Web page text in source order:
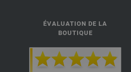
ÉVALUATION DE LA
BOUTIQUE